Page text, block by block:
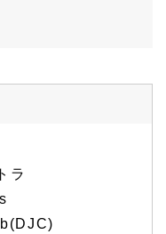
ラ